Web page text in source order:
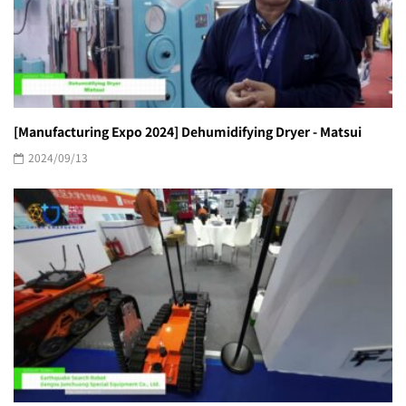
[Manufacturing Expo 2024] Dehumidifying Dryer - Matsui
2024/09/13